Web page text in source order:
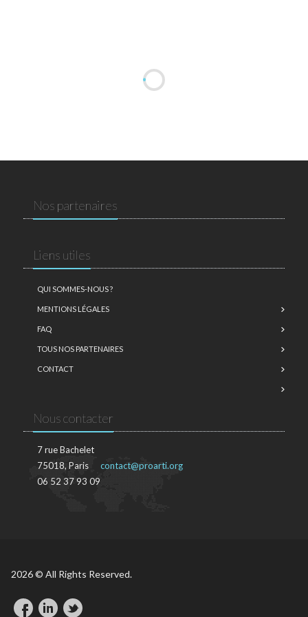
Nos partenaires
Liens utiles
QUI SOMMES-NOUS ?
MENTIONS LÉGALES
FAQ
TOUS NOS PARTENAIRES
CONTACT
Nous contacter
7 rue Bachelet
75018, Paris
06 52 37 93 09
contact@proarti.org
2026 © All Rights Reserved.